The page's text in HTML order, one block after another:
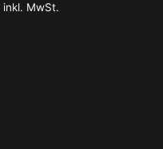
inkl. MwSt.